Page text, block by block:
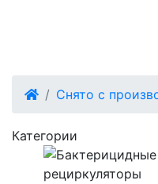
Снято с
Категории